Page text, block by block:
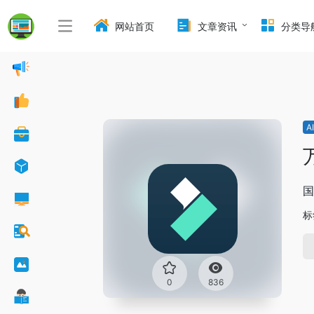
网站首页 文章资讯 分类导
0 836